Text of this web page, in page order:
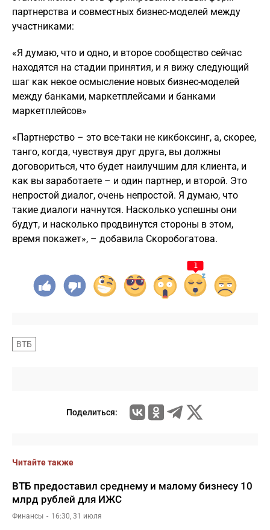
партнерства и совместных бизнес-моделей между
участниками:
«Я думаю, что и одно, и второе сообщество сейчас
находятся на стадии принятия, и я вижу следующий
шаг как некое осмысление новых бизнес-моделей
между банками, маркетплейсами и банками
маркетплейсов»
«Партнерство – это все-таки не кикбоксинг, а, скорее,
танго, когда, чувствуя друг друга, вы должны
договориться, что будет наилучшим для клиента, и
как вы заработаете – и один партнер, и второй. Это
непростой диалог, очень непростой. Я думаю, что
такие диалоги начнутся. Насколько успешны они
будут, и насколько продвинутся стороны в этом,
время покажет», – добавила Скоробогатова.
1
ВТБ
Поделиться:
Читайте также
ВТБ предоставил среднему и малому бизнесу 10
млрд рублей для ИЖС
Финансы 16:30, 31 июля